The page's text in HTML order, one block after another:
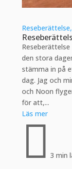
den stora
stämma in på
dag. Jag och
och Noon
för att,...
Läs mer
 3 min